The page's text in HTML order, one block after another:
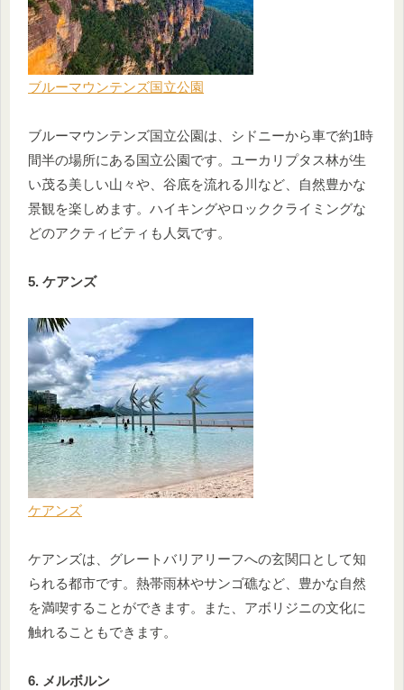
ブルーマウンテンズ国立公園
ブルーマウンテンズ国立公園は、シドニーから車で約1時
間半の場所にある国立公園です。ユーカリプタス林が生
い茂る美しい山々や、谷底を流れる川など、自然豊かな
景観を楽しめます。ハイキングやロッククライミングな
どのアクティビティも人気です。
5. ケアンズ
ケアンズ
ケアンズは、グレートバリアリーフへの玄関口として知
られる都市です。熱帯雨林やサンゴ礁など、豊かな自然
を満喫することができます。また、アボリジニの文化に
触れることもできます。
6. メルボルン